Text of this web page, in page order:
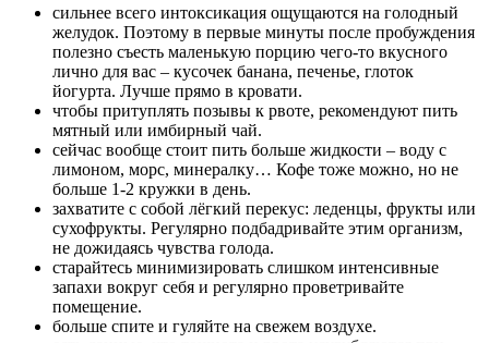
сильнее всего интоксикация ощущаются на голодный
желудок. Поэтому в первые минуты после пробуждения
полезно съесть маленькую порцию чего-то вкусного
лично для вас – кусочек банана, печенье, глоток
йогурта. Лучше прямо в кровати.
чтобы притуплять позывы к рвоте, рекомендуют пить
мятный или имбирный чай.
сейчас вообще стоит пить больше жидкости – воду с
лимоном, морс, минералку… Кофе тоже можно, но не
больше 1-2 кружки в день.
захватите с собой лёгкий перекус: леденцы, фрукты или
сухофрукты. Регулярно подбадривайте этим организм,
не дожидаясь чувства голода.
старайтесь минимизировать слишком интенсивные
запахи вокруг себя и регулярно проветривайте
помещение.
больше спите и гуляйте на свежем воздухе.